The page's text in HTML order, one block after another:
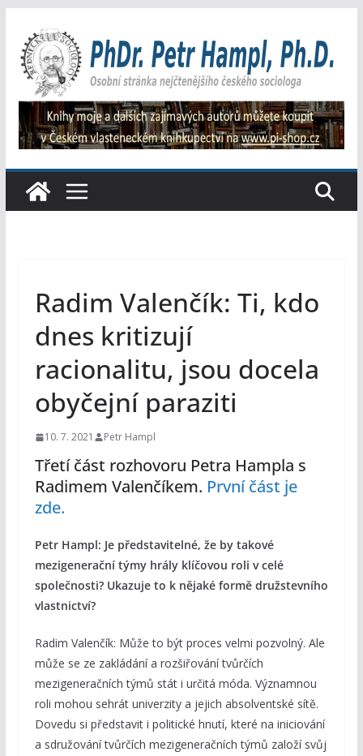
obsah
Radim Valenčík: Ti, kdo
dnes kritizují
racionalitu, jsou docela
obyčejní paraziti
10. 7. 2021 Petr Hampl
Třetí část rozhovoru Petra Hampla s
Radimem Valenčíkem. První část je
zde.
Petr Hampl: Je představitelné, že by takové
mezigenerační týmy hrály klíčovou roli v celé
společnosti? Ukazuje to k nějaké formě družstevního
vlastnictví?
Radim Valenčík: Může to být proces velmi pozvolný. Ale
může se ze zakládání a rozšiřování tvůrčích
mezigeneračních týmů stát i určitá móda. Významnou
roli mohou sehrát univerzity a jejich absolventské sítě.
Dovedu si představit i politické hnutí, které na iniciování
a sdružování tvůrčích mezigeneračních týmů založí svůj